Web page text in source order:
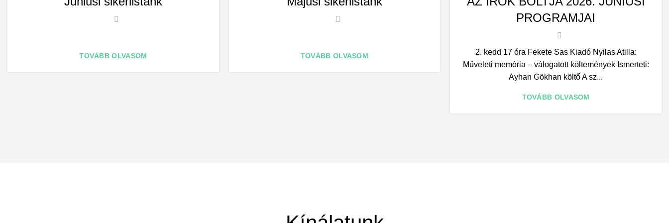
TOVÁBB OLVASOM TOVÁBB OLVASOM
PROGRAMJAI
2. kedd 17 óra Fekete Sas Kiadó Nyilas Atilla:
Műveleti memória – válogatott költemények Ismerteti:
Ayhan Gökhan költő A sz...
TOVÁBB OLVASOM